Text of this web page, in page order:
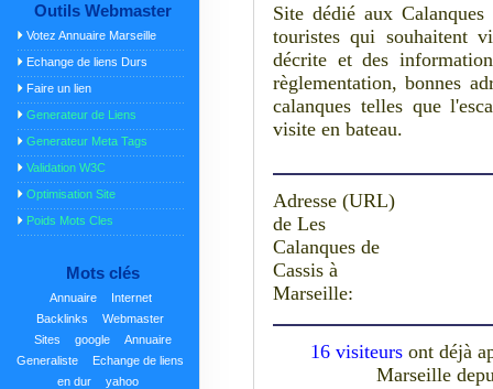
Outils Webmaster
Votez Annuaire Marseille
Echange de liens Durs
Faire un lien
Generateur de Liens
Generateur Meta Tags
Validation W3C
Optimisation Site
Poids Mots Cles
Mots clés
Annuaire
Internet
Backlinks
Webmaster
Sites
google
Annuaire
Generaliste
Echange de liens
en dur
yahoo
Site dédié aux
touristes qui souhaitent
décrite et des
règlementation, bonnes
calanques telles que
visite en bateau.
Adresse (URL)
de Les
Calanques de
Cassis à
Marseille:
16 visiteursont déjà
Marseille